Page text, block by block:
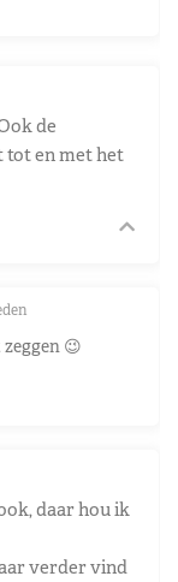
de
tot en met het
😉
daar hou ik
verder vind